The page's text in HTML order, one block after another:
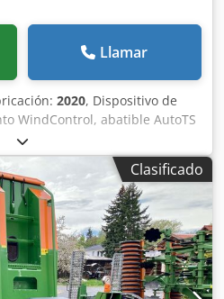
Llamar
2020, Dispositivo de
WindControl, abatible AutoTS
protección de tubos en L
de pesaje FlowCheck
unidades / pieza Guardabarros
LED Lona enrollable de
esparcidoras TS Dodpfxjrxr
Clasificado